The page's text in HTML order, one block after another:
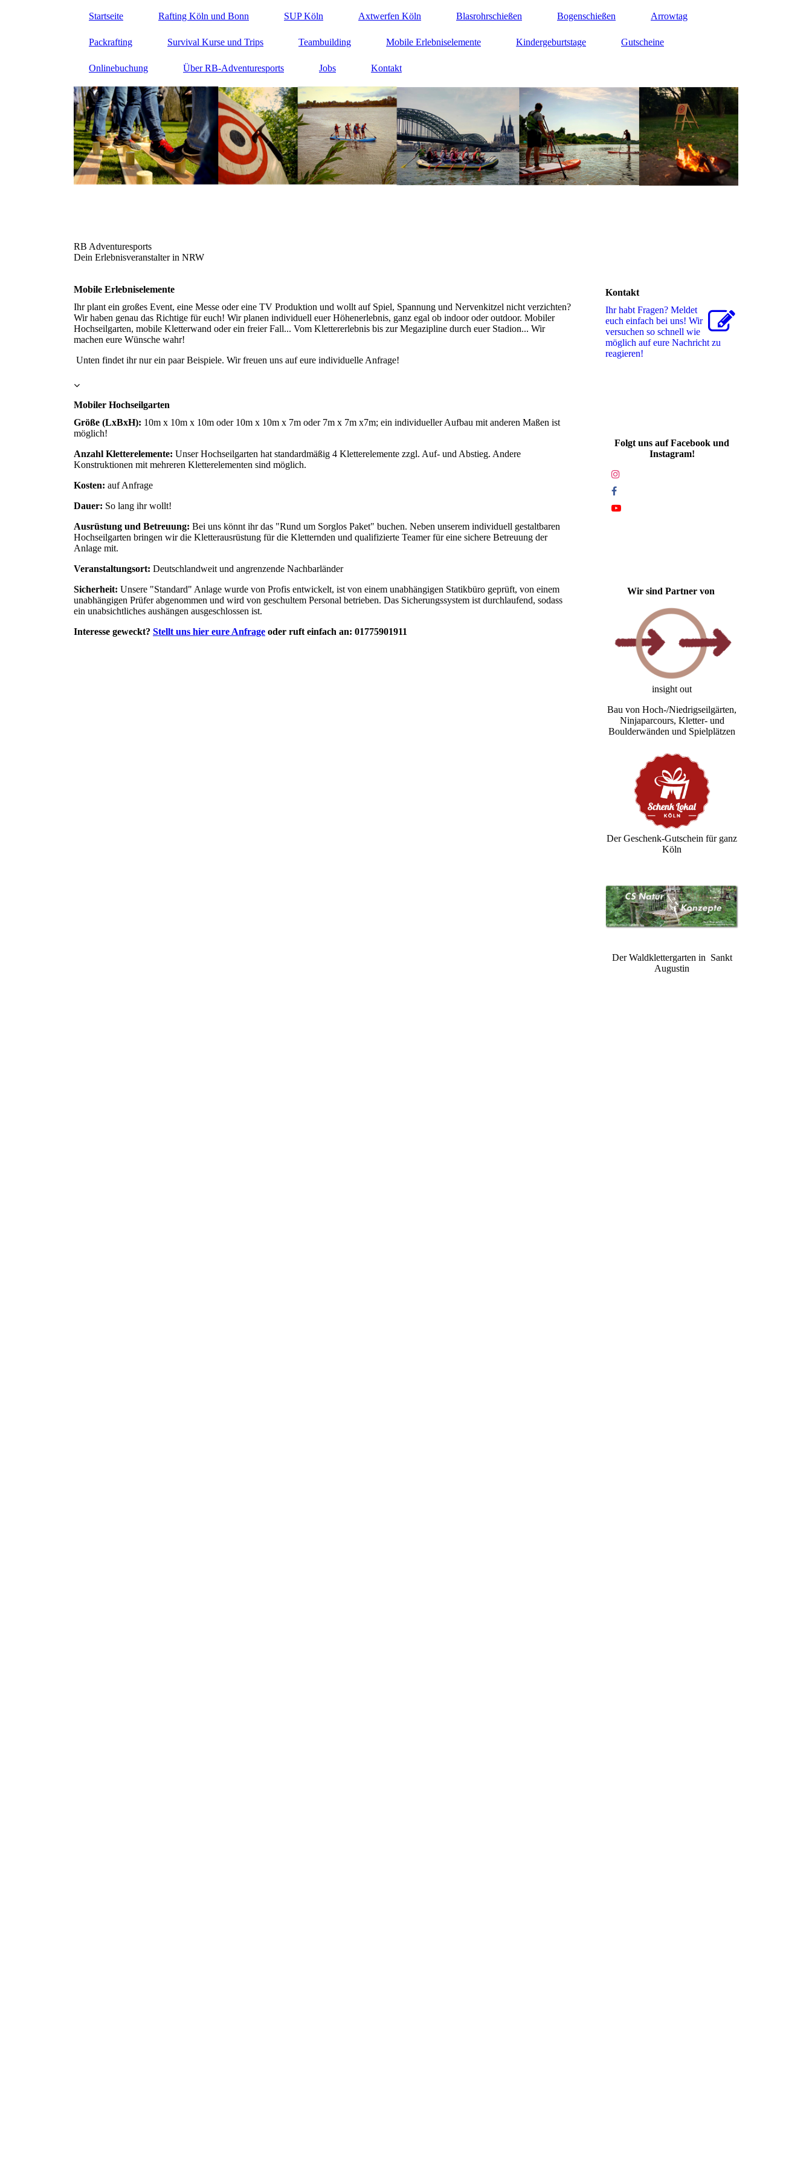
Startseite Rafting Köln und Bonn SUP Köln Axtwerfen Köln Blasrohrschießen Bogenschießen Arrowtag
Packrafting Survival Kurse und Trips Teambuilding Mobile Erlebniselemente Kindergeburtstage Gutscheine
Onlinebuchung Über RB-Adventuresports Jobs Kontakt
RB Adventuresports
Dein Erlebnisveranstalter in NRW
Mobile Erlebniselemente
Ihr plant ein großes Event, eine Messe oder eine TV Produktion und wollt auf Spiel, Spannung und Nervenkitzel nicht verzichten?
Wir haben genau das Richtige für euch! Wir planen individuell euer Höhenerlebnis, ganz egal ob indoor oder outdoor. Mobiler
Hochseilgarten, mobile Kletterwand oder ein freier Fall... Vom Klettererlebnis bis zur Megazipline durch euer Stadion... Wir
machen eure Wünsche wahr!
Unten findet ihr nur ein paar Beispiele. Wir freuen uns auf eure individuelle Anfrage!
Mobiler Hochseilgarten
Größe (LxBxH): 10m x 10m x 10m oder 10m x 10m x 7m oder 7m x 7m x7m; ein individueller Aufbau mit anderen Maßen ist
möglich!
Anzahl Kletterelemente: Unser Hochseilgarten hat standardmäßig 4 Kletterelemente zzgl. Auf- und Abstieg. Andere
Konstruktionen mit mehreren Kletterelementen sind möglich.
Kosten: auf Anfrage
Dauer: So lang ihr wollt!
Ausrüstung und Betreuung: Bei uns könnt ihr das "Rund um Sorglos Paket" buchen. Neben unserem individuell gestaltbaren
Hochseilgarten bringen wir die Kletterausrüstung für die Kletternden und qualifizierte Teamer für eine sichere Betreuung der
Anlage mit.
Veranstaltungsort: Deutschlandweit und angrenzende Nachbarländer
Sicherheit: Unsere "Standard" Anlage wurde von Profis entwickelt, ist von einem unabhängigen Statikbüro geprüft, von einem
unabhängigen Prüfer abgenommen und wird von geschultem Personal betrieben. Das Sicherungssystem ist durchlaufend, sodass
ein unabsichtliches aushängen ausgeschlossen ist.
Interesse geweckt? Stellt uns hier eure Anfrage oder ruft einfach an: 01775901911
Kontakt
Ihr habt Fragen? Meldet
euch einfach bei uns! Wir
versuchen so schnell wie
möglich auf eure Nachricht zu
reagieren!
Folgt uns auf Facebook und
Instagram!
Wir sind Partner von
insight out
Bau von Hoch-/Niedrigseilgärten,
Ninjaparcours, Kletter- und
Boulderwänden und Spielplätzen
Der Geschenk-Gutschein für ganz
Köln
Der Waldklettergarten in Sankt
Augustin